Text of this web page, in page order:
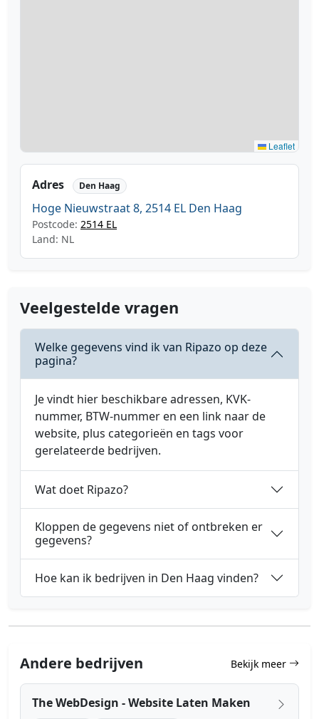
Leaflet
Adres Den Haag
Hoge Nieuwstraat 8, 2514 EL Den Haag
Postcode: 2514 EL
Land: NL
Veelgestelde vragen
Welke gegevens vind ik van Ripazo op deze
pagina?
Je vindt hier beschikbare adressen, KVK-
nummer, BTW-nummer en een link naar de
website, plus categorieën en tags voor
gerelateerde bedrijven.
Wat doet Ripazo?
Kloppen de gegevens niet of ontbreken er
gegevens?
Hoe kan ik bedrijven in Den Haag vinden?
Andere bedrijven Bekijk meer
The WebDesign - Website Laten Maken